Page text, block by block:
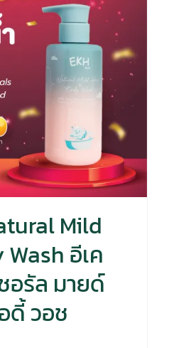
Mild
อีเค
อรัล มายด์
ดี้ วอช